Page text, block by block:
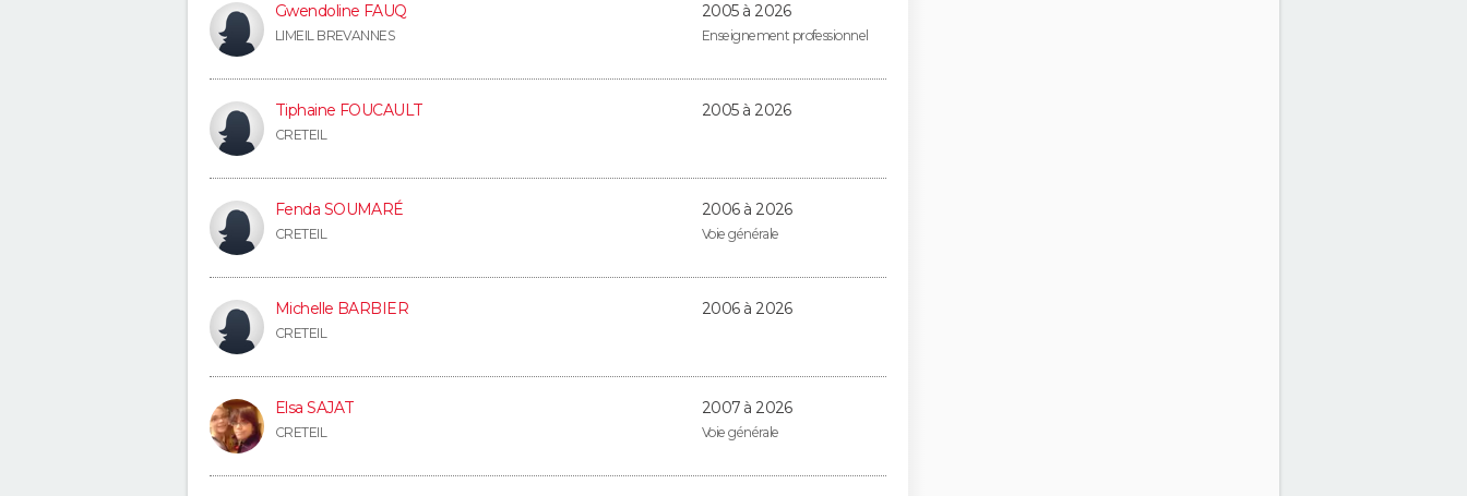
Gwendoline FAUQ
LIMEIL BREVANNES
2005 à 2026
Enseignement professionnel
Tiphaine FOUCAULT
CRETEIL
2005 à 2026
Fenda SOUMARÉ
CRETEIL
2006 à 2026
Voie générale
Michelle BARBIER
CRETEIL
2006 à 2026
Elsa SAJAT
CRETEIL
2007 à 2026
Voie générale